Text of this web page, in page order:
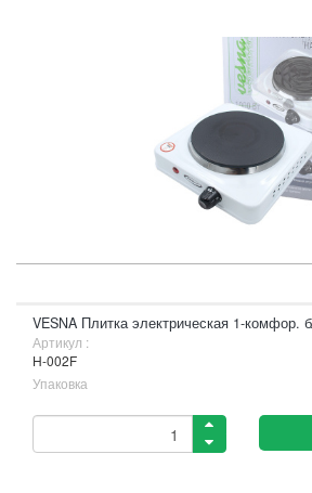
VESNA Плитка электрическая 1-комфор.
Артикул :
H-002F
Упаковка